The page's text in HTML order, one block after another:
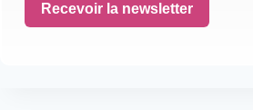
Recevoir la newsletter